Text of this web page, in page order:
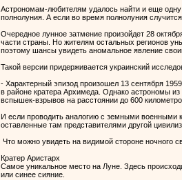
Астрономам-любителям удалось найти и еще
полнолуния. А если во время полнолуния
Очередное лунное затмение произойдет 28
части страны. Но жителям остальных регионов
поэтому шансы увидеть аномальное явление
Такой версии придерживается украинский
- Характерный эпизод произошел 13 сентября
в районе кратера Архимеда. Однако астрономы
вспышек-взрывов на расстоянии до 600
И если проводить аналогию с земными военными
оставленные там представителями другой
Что можно увидеть на видимой стороне ночного
Кратер Аристарх
Самое уникальное место на Луне. Здесь
или синее сияние.